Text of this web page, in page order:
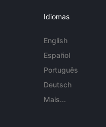
Idiomas
English
Español
Português
Deutsch
Mais...